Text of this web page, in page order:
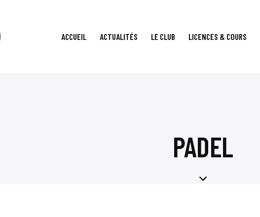
ACCUEIL ACTUALITÉS LE CLUB LICENCES & COURS
PADEL